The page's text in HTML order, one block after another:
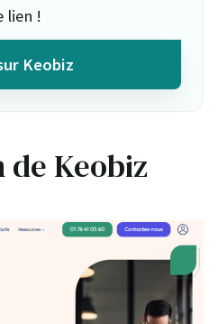
lien !
Keobiz
Keobiz